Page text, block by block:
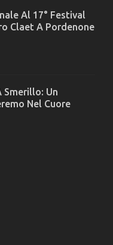
Al 17° Festival
Claet A Pordenone
Smerillo: Un
Nel Cuore